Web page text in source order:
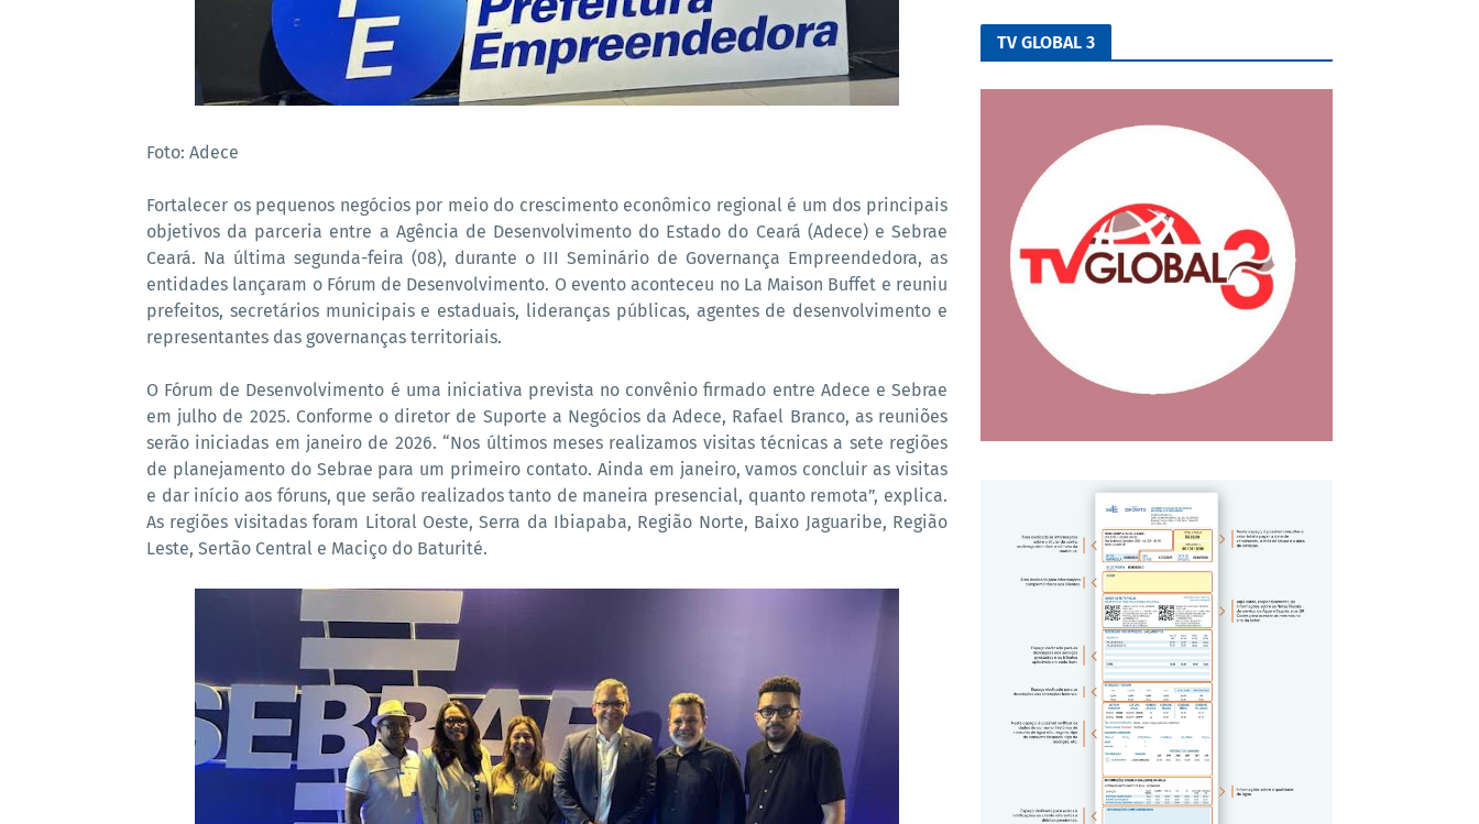
Foto: Adece
Fortalecer os pequenos negócios por meio do crescimento econômico regional é um dos principais
objetivos da parceria entre a Agência de Desenvolvimento do Estado do Ceará (Adece) e Sebrae
Ceará. Na última segunda-feira (08), durante o III Seminário de Governança Empreendedora, as
entidades lançaram o Fórum de Desenvolvimento. O evento aconteceu no La Maison Buffet e reuniu
prefeitos, secretários municipais e estaduais, lideranças públicas, agentes de desenvolvimento e
representantes das governanças territoriais.
O Fórum de Desenvolvimento é uma iniciativa prevista no convênio firmado entre Adece e Sebrae
em julho de 2025. Conforme o diretor de Suporte a Negócios da Adece, Rafael Branco, as reuniões
serão iniciadas em janeiro de 2026. “Nos últimos meses realizamos visitas técnicas a sete regiões
de planejamento do Sebrae para um primeiro contato. Ainda em janeiro, vamos concluir as visitas
e dar início aos fóruns, que serão realizados tanto de maneira presencial, quanto remota”, explica.
As regiões visitadas foram Litoral Oeste, Serra da Ibiapaba, Região Norte, Baixo Jaguaribe, Região
Leste, Sertão Central e Maciço do Baturité.
TV GLOBAL 3